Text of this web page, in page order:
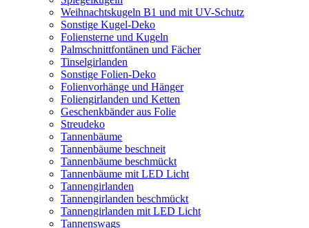
Weihnachtskugeln B1 und mit UV-Schutz
Sonstige Kugel-Deko
Foliensterne und Kugeln
Palmschnittfontänen und Fächer
Tinselgirlanden
Sonstige Folien-Deko
Folienvorhänge und Hänger
Foliengirlanden und Ketten
Geschenkbänder aus Folie
Streudeko
Tannenbäume
Tannenbäume beschneit
Tannenbäume beschmückt
Tannenbäume mit LED Licht
Tannengirlanden
Tannengirlanden beschmückt
Tannengirlanden mit LED Licht
Tannenswags